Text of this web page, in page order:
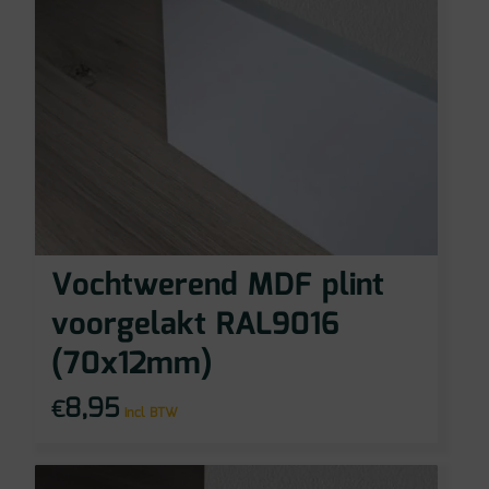
Vochtwerend MDF plint
voorgelakt RAL9016
(70x12mm)
€8,95 incl BTW